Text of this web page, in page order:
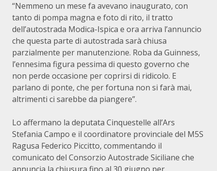
“Nemmeno un mese fa avevano inaugurato, con
tanto di pompa magna e foto di rito, il tratto
dell’autostrada Modica-Ispica e ora arriva l’annuncio
che questa parte di autostrada sarà chiusa
parzialmente per manutenzione. Roba da Guinness,
l’ennesima figura pessima di questo governo che
non perde occasione per coprirsi di ridicolo. E
parlano di ponte, che per fortuna non si farà mai,
altrimenti ci sarebbe da piangere”.
Lo affermano la deputata Cinquestelle all’Ars
Stefania Campo e il coordinatore provinciale del M5S
Ragusa Federico Piccitto, commentando il
comunicato del Consorzio Autostrade Siciliane che